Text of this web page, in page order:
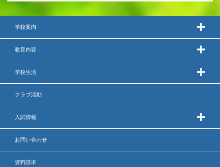
学校案内
教育内容
学校生活
クラブ活動
入試情報
お問い合わせ
資料請求
入学金・学費
特待生・学費減免制度